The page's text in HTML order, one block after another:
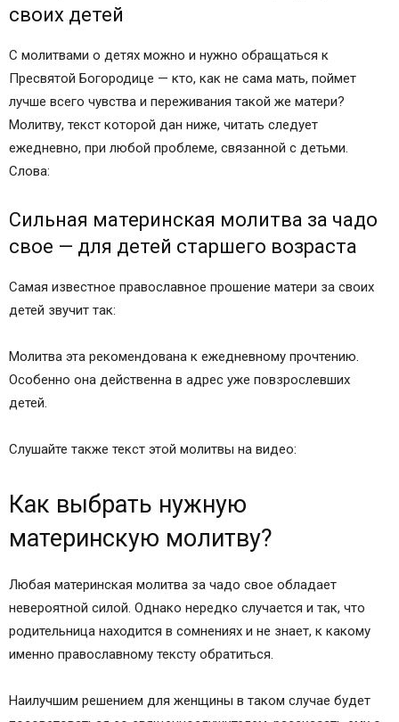
своих детей
С молитвами о детях можно и нужно обращаться к
Пресвятой Богородице — кто, как не сама мать, поймет
лучше всего чувства и переживания такой же матери?
Молитву, текст которой дан ниже, читать следует
ежедневно, при любой проблеме, связанной с детьми.
Слова:
Сильная материнская молитва за чадо
свое — для детей старшего возраста
Самая известное православное прошение матери за своих
детей звучит так:
Молитва эта рекомендована к ежедневному прочтению.
Особенно она действенна в адрес уже повзрослевших
детей.
Слушайте также текст этой молитвы на видео:
Как выбрать нужную
материнскую молитву?
Любая материнская молитва за чадо свое обладает
невероятной силой. Однако нередко случается и так, что
родительница находится в сомнениях и не знает, к какому
именно православному тексту обратиться.
Наилучшим решением для женщины в таком случае будет